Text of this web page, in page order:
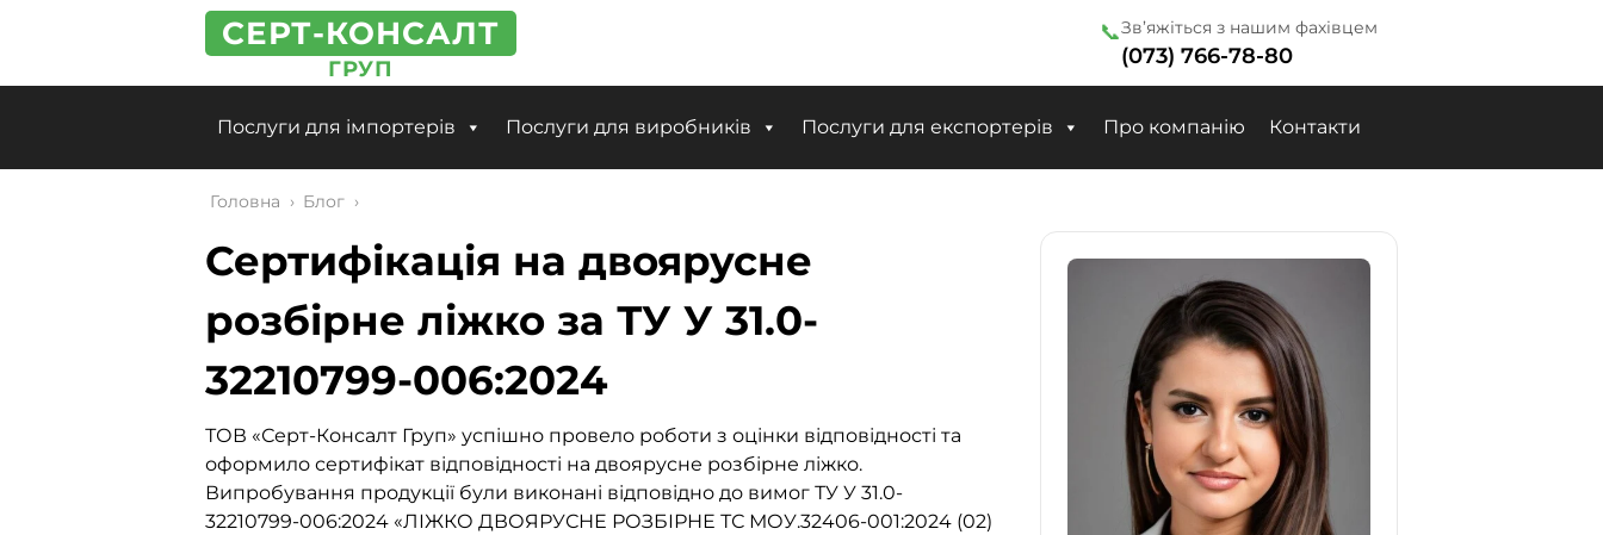
СЕРТ-КОНСАЛТ
ГРУП
📞Зв’яжіться з нашим фахівцем
(073) 766-78-80
Послуги для імпортерів Послуги для виробників Послуги для експортерів Про компанію Контакти
Головна › Блог ›
Сертифікація на двоярусне
розбірне ліжко за ТУ У 31.0-
32210799-006:2024
ТОВ «Серт-Консалт Груп» успішно провело роботи з оцінки відповідності та
оформило сертифікат відповідності на двоярусне розбірне ліжко.
Випробування продукції були виконані відповідно до вимог ТУ У 31.0-
32210799-006:2024 «ЛІЖКО ДВОЯРУСНЕ РОЗБІРНЕ ТС МОУ.32406-001:2024 (02)